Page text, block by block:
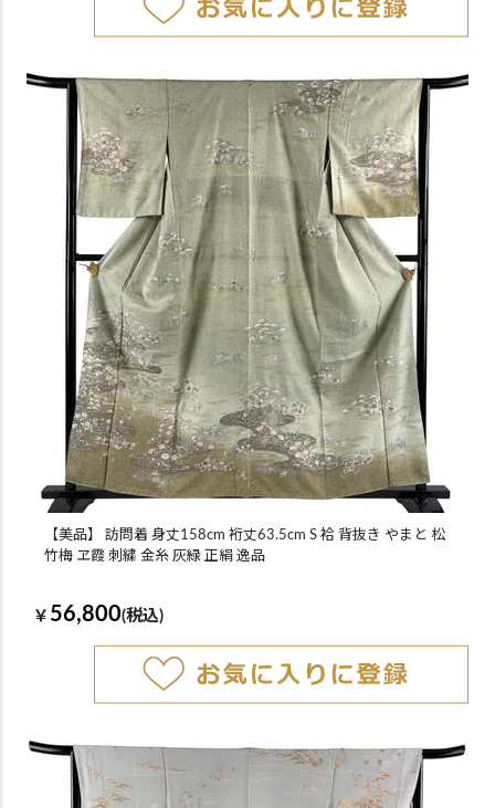
【美品】 訪問着 身丈158cm 裄丈63.5cm S 袷 背抜き やまと 松
竹梅 ヱ霞 刺繍 金糸 灰緑 正絹 逸品
￥ 56,800(税込)